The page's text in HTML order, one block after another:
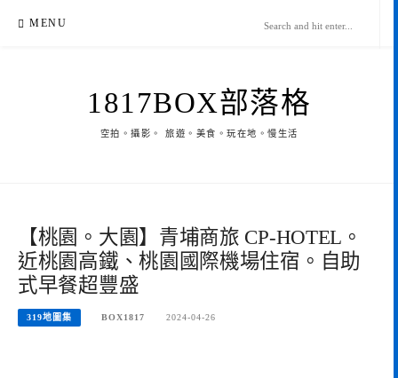
MENU
1817BOX部落格
空拍。攝影。 旅遊。美食。玩在地。慢生活
【桃園。大園】青埔商旅 CP-HOTEL。
近桃園高鐵、桃園國際機場住宿。自助
式早餐超豐盛
319地圖集 BOX1817 2024-04-26